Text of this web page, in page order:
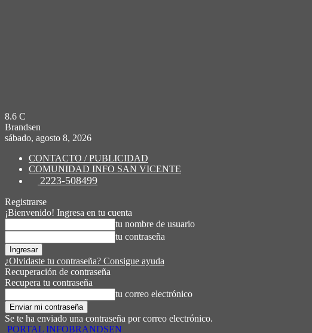
8.6 C
Brandsen
sábado, agosto 8, 2026
CONTACTO / PUBLICIDAD
COMUNIDAD INFO SAN VICENTE
2223-508499
Registrarse
¡Bienvenido! Ingresa en tu cuenta
tu nombre de usuario
tu contraseña
¿Olvidaste tu contraseña? Consigue ayuda
Recuperación de contraseña
Recupera tu contraseña
tu correo electrónico
Se te ha enviado una contraseña por correo electrónico.
PORTAL INFOBRANDSEN